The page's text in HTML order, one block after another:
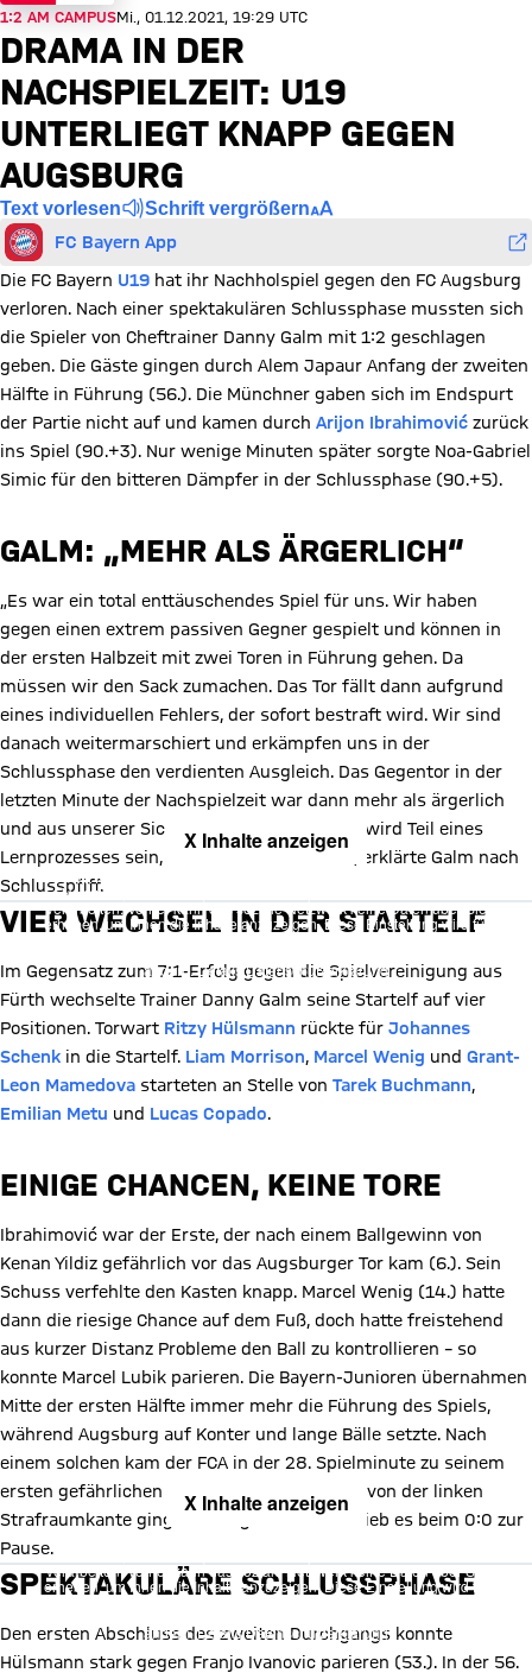
1:2 AM CAMPUSMi., 01.12.2021, 19:29 UTC
DRAMA IN DER
NACHSPIELZEIT: U19
UNTERLIEGT KNAPP GEGEN
AUGSBURG
Text vorlesen Schrift vergrößern
FC Bayern App
Die FC Bayern U19 hat ihr Nachholspiel gegen den FC Augsburg
verloren. Nach einer spektakulären Schlussphase mussten sich
die Spieler von Cheftrainer Danny Galm mit 1:2 geschlagen
geben. Die Gäste gingen durch Alem Japaur Anfang der zweiten
Hälfte in Führung (56.). Die Münchner gaben sich im Endspurt
der Partie nicht auf und kamen durch Arijon Ibrahimović zurück
ins Spiel (90.+3). Nur wenige Minuten später sorgte Noa-Gabriel
Simic für den bitteren Dämpfer in der Schlussphase (90.+5).
GALM: „MEHR ALS ÄRGERLICH“
„Es war ein total enttäuschendes Spiel für uns. Wir haben
gegen einen extrem passiven Gegner gespielt und können in
der ersten Halbzeit mit zwei Toren in Führung gehen. Da
müssen wir den Sack zumachen. Das Tor fällt dann aufgrund
eines individuellen Fehlers, der sofort bestraft wird. Wir sind
danach weitermarschiert und erkämpfen uns in der
Schlussphase den verdienten Ausgleich. Das Gegentor in der
letzten Minute der Nachspielzeit war dann mehr als ärgerlich
und aus unserer Sicht total unverdient. Das wird Teil eines
Lernprozesses sein, aber stört uns extrem“, erklärte Galm nach
Schlusspfiff.
X Inhalte anzeigen
Mit Klick auf den Button ermöglichen Sie es diesem sozialen
Netzwerk, Ihre Daten (z. B. IP-Adresse) mit Hilfe von Cookies zu
verarbeiten. Vorher kann das soziale Netzwerk keine Daten über Sie
erheben, um Ihnen die Inhalte anzuzeigen. Diese Einstellung wird für
alle Inhalte des sozialen Netzwerks auf unserer Website gespeichert
ändern. Details:Datenschutzerklärung
VIER WECHSEL IN DER STARTELF
Im Gegensatz zum 7:1-Erfolg gegen die Spielvereinigung aus
Fürth wechselte Trainer Danny Galm seine Startelf auf vier
Positionen. Torwart Ritzy Hülsmann rückte für Johannes
Schenk in die Startelf. Liam Morrison, Marcel Wenig und Grant-
Leon Mamedova starteten an Stelle von Tarek Buchmann,
Emilian Metu und Lucas Copado.
EINIGE CHANCEN, KEINE TORE
Ibrahimović war der Erste, der nach einem Ballgewinn von
Kenan Yildiz gefährlich vor das Augsburger Tor kam (6.). Sein
Schuss verfehlte den Kasten knapp. Marcel Wenig (14.) hatte
dann die riesige Chance auf dem Fuß, doch hatte freistehend
aus kurzer Distanz Probleme den Ball zu kontrollieren – so
konnte Marcel Lubik parieren. Die Bayern-Junioren übernahmen
Mitte der ersten Hälfte immer mehr die Führung des Spiels,
während Augsburg auf Konter und lange Bälle setzte. Nach
einem solchen kam der FCA in der 28. Spielminute zu seinem
ersten gefährlichen Abschluss. Der Versuch von der linken
Strafraumkante ging allerdings vorbei. So blieb es beim 0:0 zur
Pause.
X Inhalte anzeigen
verarbeiten. Vorher kann das soziale Netzwerk keine Daten über Sie
erheben, um Ihnen die Inhalte anzuzeigen. Diese Einstellung wird für
alle Inhalte des sozialen Netzwerks auf unserer Website gespeichert
ändern. Details:Datenschutzerklärung
SPEKTAKULÄRE SCHLUSSPHASE
Den ersten Abschluss des zweiten Durchgangs konnte
Hülsmann stark gegen Franjo Ivanovic parieren (53.). In der 56.